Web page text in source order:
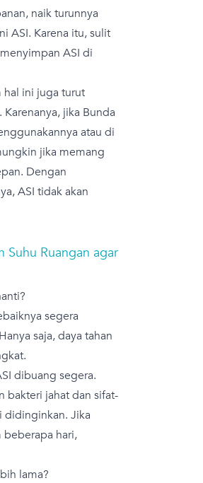
naik turunnya
ASI. Karena itu, sulit
ASI di
hal ini juga turut
jika Bunda
atau di
jika memang
Dengan
ASI tidak akan
Suhu Ruangan agar
segera
saja, daya tahan
dibuang segera.
bakteri jahat dan sifat-
didinginkan. Jika
beberapa hari,
lama?